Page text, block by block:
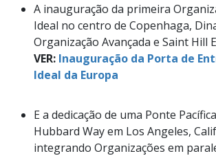
A inauguração da primeira
Ideal no centro de Copenhaga,
Organização Avançada e Saint Hill
VER: Inauguração da Porta de
Ideal da Europa
E a dedicação de uma Ponte
Hubbard Way em Los Angeles,
integrando Organizações em